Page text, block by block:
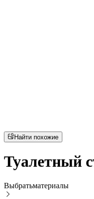
Найти похожие
Туалетный
Выбратьматериалы